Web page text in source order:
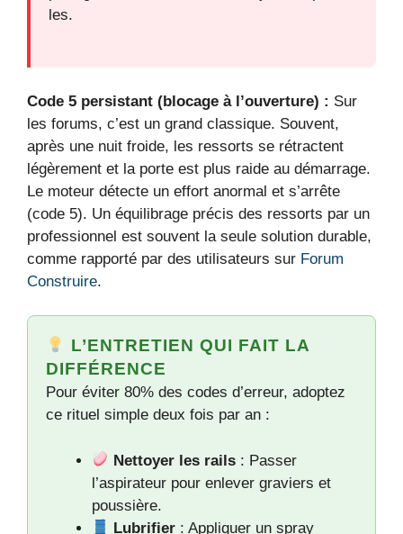
les.
Code 5 persistant (blocage à l’ouverture) : Sur
les forums, c’est un grand classique. Souvent,
après une nuit froide, les ressorts se rétractent
légèrement et la porte est plus raide au démarrage.
Le moteur détecte un effort anormal et s’arrête
(code 5). Un équilibrage précis des ressorts par un
professionnel est souvent la seule solution durable,
comme rapporté par des utilisateurs sur Forum
Construire.
L’ENTRETIEN QUI FAIT LA
DIFFÉRENCE
Pour éviter 80% des codes d’erreur, adoptez
ce rituel simple deux fois par an :
Nettoyer les rails : Passer
l’aspirateur pour enlever graviers et
poussière.
Lubrifier : Appliquer un spray